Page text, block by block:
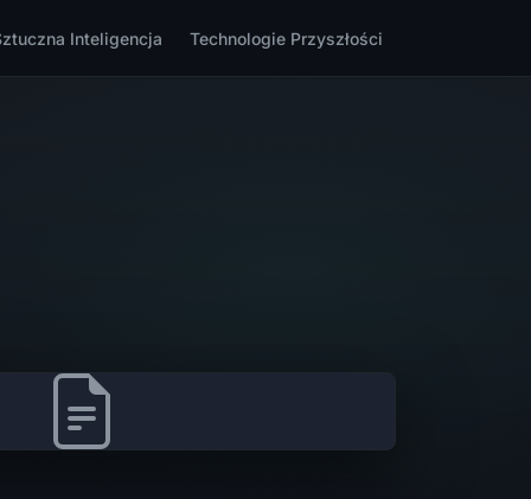
Inteligencja Technologie Przyszłości